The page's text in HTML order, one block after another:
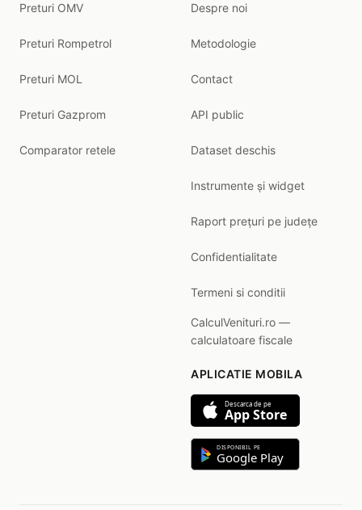
Preturi OMV
Preturi Rompetrol
Preturi MOL
Preturi Gazprom
Comparator retele
Despre noi
Metodologie
Contact
API public
Dataset deschis
Instrumente și widget
Raport prețuri pe județe
Confidentialitate
Termeni si conditii
CalculVenituri.ro —
calculatoare fiscale
APLICATIE MOBILA
Descarca de pe
App Store
DISPONIBIL PE
Google Play